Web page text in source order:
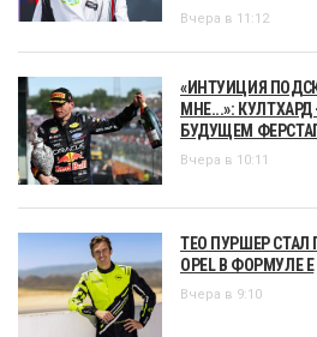
Вчера в 11:12
«ИНТУИЦИЯ
МНЕ...»: КУЛТХАРД
БУДУЩЕМ
Вчера в 10:11
ТЕО ПУРШЕР СТАЛ
OPEL В ФОРМУЛЕ Е
Вчера в 9:10